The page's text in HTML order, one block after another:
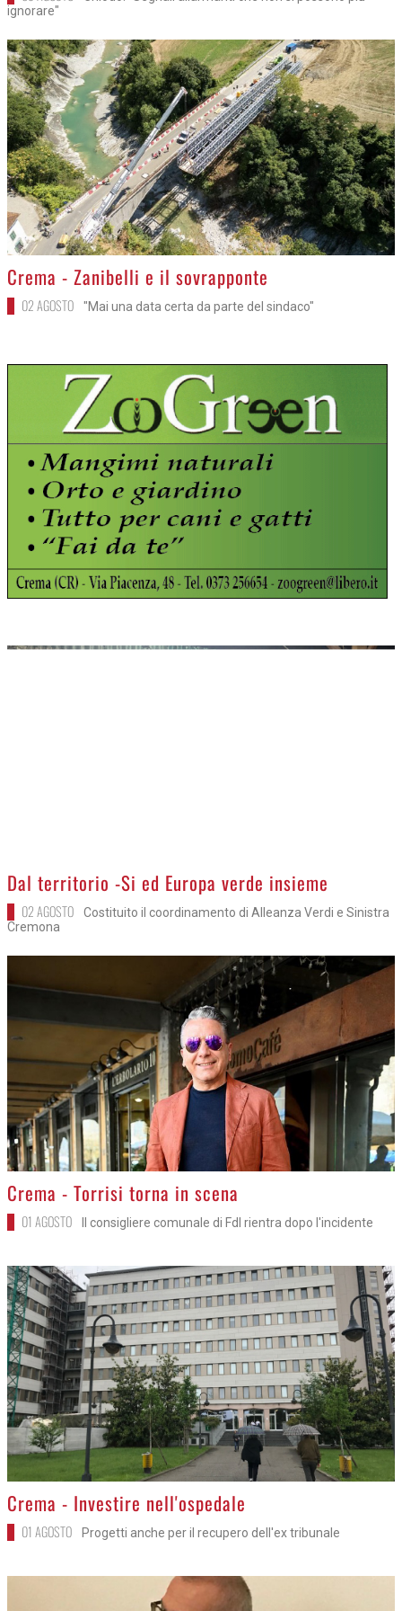
ignorare"
>
Crema - Zanibelli e il sovrapponte
02 AGOSTO "Mai una data certa da parte del sindaco"
>
Dal territorio -Si ed Europa verde insieme
02 AGOSTO
Costituito il coordinamento di Alleanza Verdi e Sinistra
Cremona
>
Crema - Torrisi torna in scena
01 AGOSTO Il consigliere comunale di FdI rientra dopo l'incidente
>
Crema - Investire nell'ospedale
01 AGOSTO Progetti anche per il recupero dell'ex tribunale